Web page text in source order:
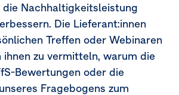
die Nachhaltigkeitsleistung
Die Lieferant:innen
Treffen oder Webinaren
ihnen zu vermitteln, warum die
Bewertungen oder die
Fragebogens zum